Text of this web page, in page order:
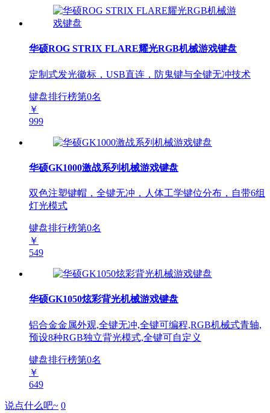
华硕ROG STRIX FLARE耀光RGB机械游戏键盘
定制式发光徽标，USB直连，防鬼键与全键无冲技术
键盘排行榜第0名
￥
999
华硕GK1000激战系列机械游戏键盘
双色注塑键帽，全键无冲，人体工学键位分布，自带6组
灯光模式
键盘排行榜第0名
￥
549
华硕GK1050炫彩背光机械游戏键盘
铝合金金属外观,全键无冲,全键可编程,RGB机械式青轴,
预设8种RGB独立背光模式,全键可自定义
键盘排行榜第0名
￥
649
说点什么吧~ 0